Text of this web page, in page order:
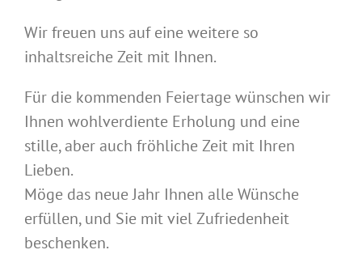
Wir freuen uns auf eine weitere so
inhaltsreiche Zeit mit Ihnen.
Für die kommenden Feiertage wünschen wir
Ihnen wohlverdiente Erholung und eine
stille, aber auch fröhliche Zeit mit Ihren
Lieben.
Möge das neue Jahr Ihnen alle Wünsche
erfüllen, und Sie mit viel Zufriedenheit
beschenken.